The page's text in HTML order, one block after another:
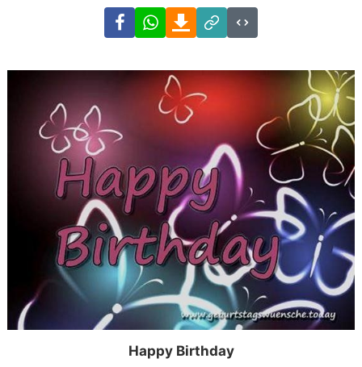
FacebookWhatsAppDownload
Link
Code
Happy Birthday